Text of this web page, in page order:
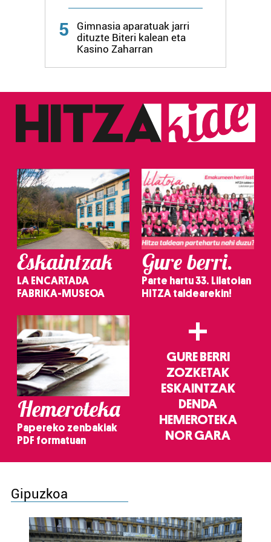
Webgune honek cookie propioak eta hirugarrenen cookie-
fitxategiak erabiltzen ditu. Zure esperientzia eta
zerbitzuak hobetzeko asmoz, cookie teknologiaz
baliatzen gara. Ohar hau onartuz gero, teknologia hori
erabiltzeko baimen esplizitua ematen diguzu.Gehiago
5
Gimnasia aparatuak jarri
dituzte Biteri kalean eta
Kasino Zaharran
Eskaintzak
LA ENCARTADA
FABRIKA-MUSEOA
Gure berri.
Parte hartu 33. Lilatoian
HITZA taldearekin!
Hemeroteka
Papereko zenbakiak
PDF formatuan
+
GURE BERRI
ZOZKETAK
ESKAINTZAK
DENDA
HEMEROTEKA
NOR GARA
Gipuzkoa